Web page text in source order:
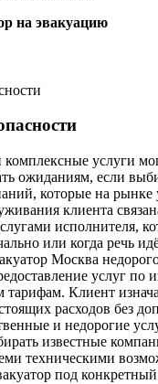
на эвакуацию
комплексные услуги
ожиданиям, если
которые на рынке
клиента
исполнителя,
или когда речь
Москва
услуг по
Клиент
расходов без
и недорогие
известные
техническими
под